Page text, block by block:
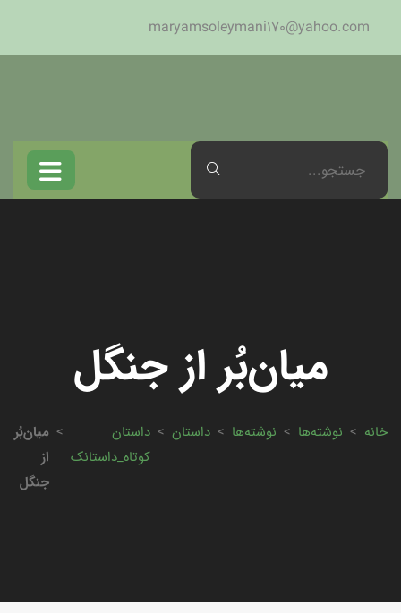
maryamsoleymani170@yahoo.com
میان‌بُر از جنگل
خانه > نوشته‌ها > نوشته‌ها > داستان > داستان
کوتاه_داستانک
> میان‌بُر
از
جنگل